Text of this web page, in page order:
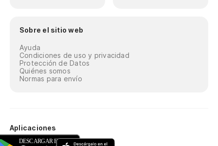
Sobre el sitio web
Ayuda
Condiciones de uso y privacidad
Protección de Datos
Quiénes somos
Normas para envío
Aplicaciones